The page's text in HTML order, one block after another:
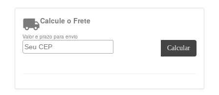
Calcule o Frete
Valor e prazo para envio
Calcular